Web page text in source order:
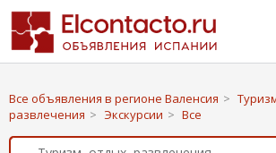
Все объявления в регионе Валенсия >
развлечения > Экскурсии > Все